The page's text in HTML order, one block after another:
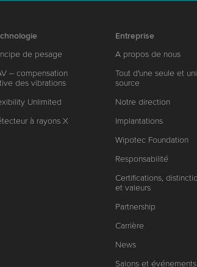
de pesage
– compensation
des vibrations
Unlimited
à rayons X
Entreprise
A propos de nous
Tout d'une seule et
source
Notre direction
Implantations
Wipotec Foundation
Responsabilité
Certifications,
et valeurs
Partnership
Carrière
News
Salons et événements